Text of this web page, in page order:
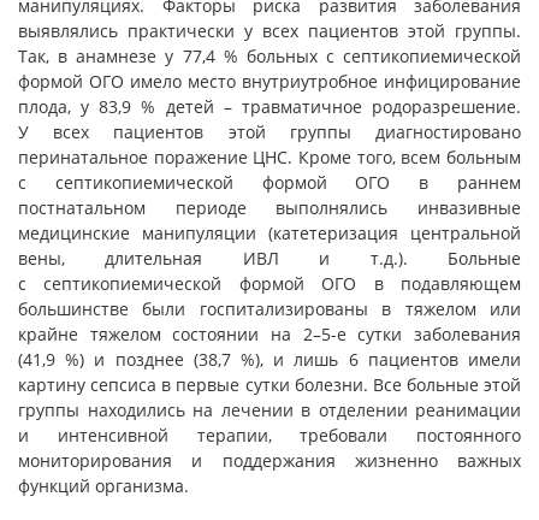
манипуляциях. Факторы риска развития заболевания
выявлялись практически у всех пациентов этой группы.
Так, в анамнезе у 77,4 % больных с септикопиемической
формой ОГО имело место внутриутробное инфицирование
плода, у 83,9 % детей – травматичное родоразрешение.
У всех пациентов этой группы диагностировано
перинатальное поражение ЦНС. Кроме того, всем больным
с септикопиемической формой ОГО в раннем
постнатальном периоде выполнялись инвазивные
медицинские манипуляции (катетеризация центральной
вены, длительная ИВЛ и т.д.). Больные
с септикопиемической формой ОГО в подавляющем
большинстве были госпитализированы в тяжелом или
крайне тяжелом состоянии на 2–5-е сутки заболевания
(41,9 %) и позднее (38,7 %), и лишь 6 пациентов имели
картину сепсиса в первые сутки болезни. Все больные этой
группы находились на лечении в отделении реанимации
и интенсивной терапии, требовали постоянного
мониторирования и поддержания жизненно важных
функций организма.